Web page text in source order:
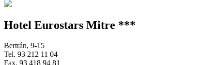
Hotel Eurostars Mitre ***
Bertrán, 9-15
Tel. 93 212 11 04
Fax. 93 418 94 81